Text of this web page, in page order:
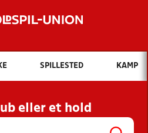
Hvad vil du søge efter?
INDHOLD OG NYHEDER
KLUBBER OG
HOLD
SPILLESTED KAMP
eller et hold